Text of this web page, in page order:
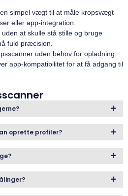
simpel vægt til at måle kropsvægt
eller app-integration.
at skulle stå stille og bruge
fuld præcision.
uden behov for opladning
app-kompatibilitet for at få adgang til
oprette profiler?